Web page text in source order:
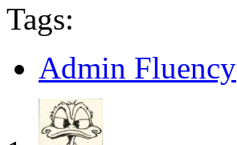
Tags:
Admin Fluency